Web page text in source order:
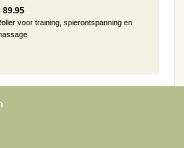
89.95
voor training, spierontspanning en